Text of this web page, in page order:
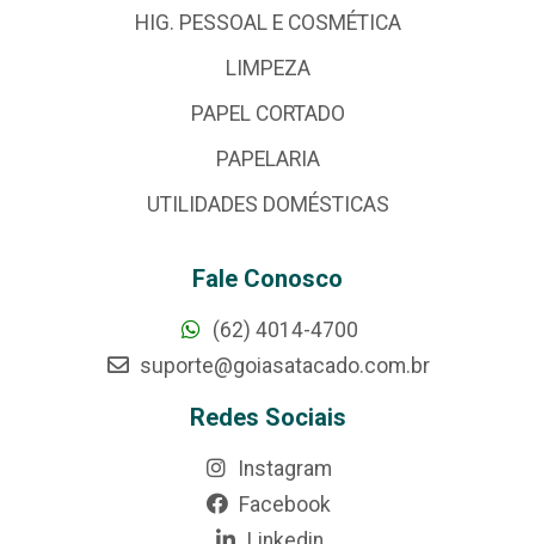
HIG. PESSOAL E COSMÉTICA
LIMPEZA
PAPEL CORTADO
PAPELARIA
UTILIDADES DOMÉSTICAS
Fale Conosco
(62) 4014-4700
suporte@goiasatacado.com.br
Redes Sociais
Instagram
Facebook